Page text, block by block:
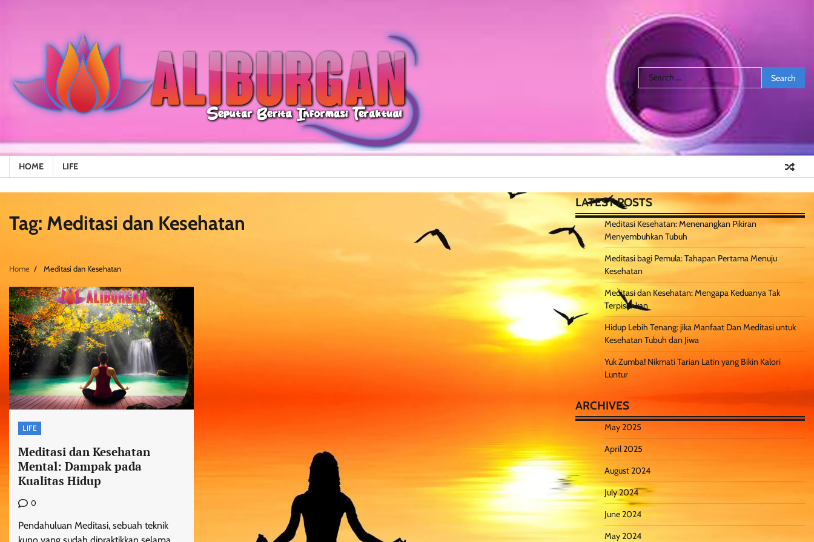
Search
for:
HOME LIFE
Tag: Meditasi dan Kesehatan
Home Meditasi dan Kesehatan
LIFE
Meditasi dan Kesehatan
Mental: Dampak pada
Kualitas Hidup
0
Pendahuluan Meditasi, sebuah teknik
LATEST POSTS
Meditasi Kesehatan: Menenangkan Pikiran
Menyembuhkan Tubuh
Meditasi bagi Pemula: Tahapan Pertama Menuju
Kesehatan
Meditasi dan Kesehatan: Mengapa Keduanya Tak
Terpisahkan
Hidup Lebih Tenang: jika Manfaat Dan Meditasi untuk
Kesehatan Tubuh dan Jiwa
Yuk Zumba! Nikmati Tarian Latin yang Bikin Kalori
Luntur
ARCHIVES
May 2025
April 2025
August 2024
July 2024
June 2024
May 2024